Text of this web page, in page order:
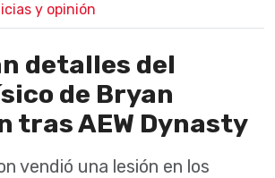
y opinión
detalles del
de Bryan
tras AEW Dynasty
vendió una lesión en los